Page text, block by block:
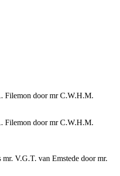
Filemon door mr C.W.H.M.
Filemon door mr C.W.H.M.
V.G.T. van Emstede door mr.